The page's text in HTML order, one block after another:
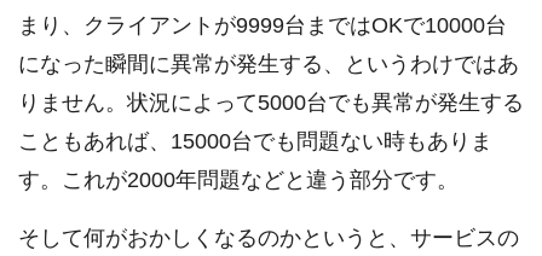
まり、クライアントが9999台まではOKで10000台
になった瞬間に異常が発生する、というわけではあ
りません。状況によって5000台でも異常が発生する
こともあれば、15000台でも問題ない時もありま
す。これが2000年問題などと違う部分です。
そして何がおかしくなるのかというと、サービスの